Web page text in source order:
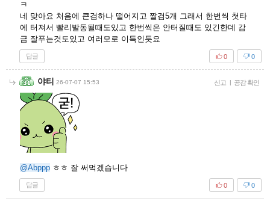
ㅋ
네 맞아요 처음에 큰검하나 떨어지고 짤검5개 그래서 한번씩 첫타
에 터져서 빨리발동될때도있고 한번씩은 안터질때도 있긴한데 감
금 잘푸는것도있고 여러모로 이득인듯요
답글 0
0
야티 26-07-07 15:53 신고 | 공감 확인
@Abppp ㅎㅎ 잘 써먹겠습니다
답글 0
0